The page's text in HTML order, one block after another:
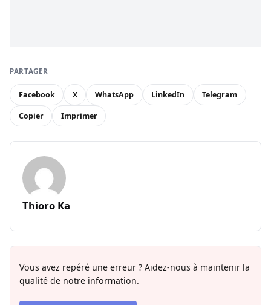
PARTAGER
Facebook X WhatsApp LinkedIn Telegram
Copier Imprimer
Thioro Ka
Vous avez repéré une erreur ? Aidez-nous à maintenir la
qualité de notre information.